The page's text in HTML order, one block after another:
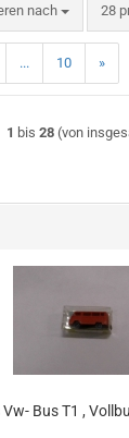
nach
nach 28
pro
... 10 »
1 bis 28(von
Vw- Bus T1 ,